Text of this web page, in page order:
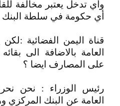
وأي تدخل يعتبر مخالفة
أي حكومة في سلطة البنك
قناة اليمن الفضائية :لكن
العامة بالاضافة الى
على المصارف ايضا ؟
رئيس الوزراء : نحن
العامة عن البنك المركزي